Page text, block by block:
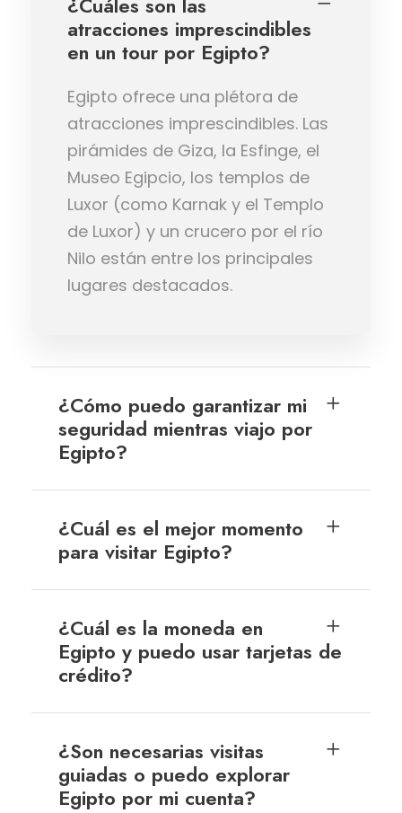
atracciones imprescindibles
en un tour por Egipto?
Egipto ofrece una plétora de
atracciones imprescindibles. Las
pirámides de Giza, la Esfinge, el
Museo Egipcio, los templos de
Luxor (como Karnak y el Templo
de Luxor) y un crucero por el río
Nilo están entre los principales
lugares destacados.
¿Cómo puedo garantizar mi
seguridad mientras viajo por
Egipto?
¿Cuál es el mejor momento
para visitar Egipto?
¿Cuál es la moneda en
Egipto y puedo usar tarjetas de
crédito?
¿Son necesarias visitas
guiadas o puedo explorar
Egipto por mi cuenta?